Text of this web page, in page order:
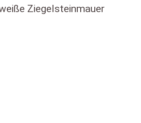
Ziegelsteinmauer